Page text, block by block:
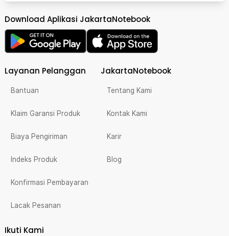
Download Aplikasi JakartaNotebook
Layanan Pelanggan
Bantuan
Klaim Garansi Produk
Biaya Pengiriman
Indeks Produk
Konfirmasi Pembayaran
Lacak Pesanan
JakartaNotebook
Tentang Kami
Kontak Kami
Karir
Blog
Ikuti Kami